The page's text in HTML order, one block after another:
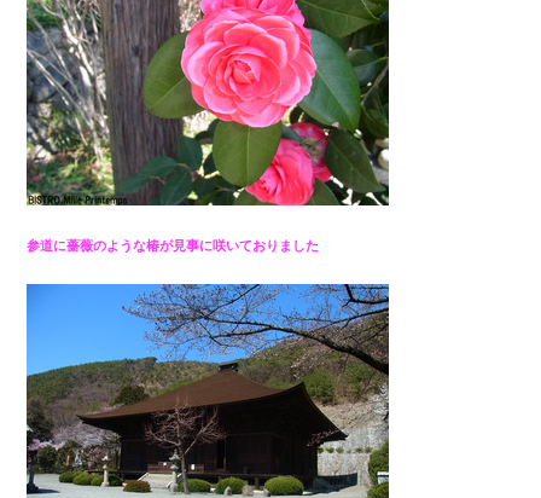
参道に薔薇のような椿が見事に咲いておりました